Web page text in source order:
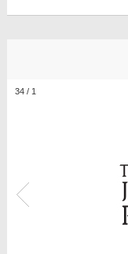
1
/
34